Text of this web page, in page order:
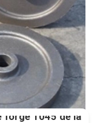
forge 1045 de la